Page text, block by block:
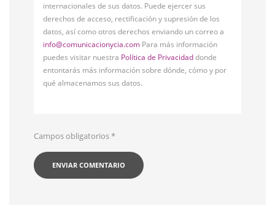
internacionales de sus datos. Puede ejercer sus
derechos de acceso, rectificación y supresión de los
datos, así como otros derechos enviando un correo a
info@comunicacionycia.com Para más información
puedes visitar nuestra Política de Privacidaddonde
entontarás más información sobre dónde, cómo y por
qué almacenamos sus datos.
Campos obligatorios*